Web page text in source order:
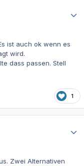
ist auch ok wenn es
wird.
dass passen. Stell
1
Zwei Alternativen